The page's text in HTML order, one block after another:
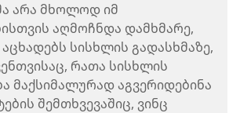
არა მხოლოდ იმ
აღმოჩნდა დამხმარე,
სისხლის გადასხმაზე,
რათა სისხლის
მაქსიმალურად აგვერიდებინა
შემთხვევაშიც, ვინც